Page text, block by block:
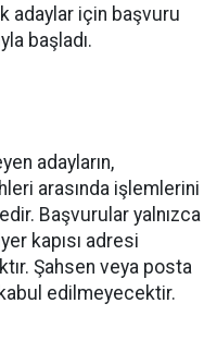
adaylar için başvuru
başladı.
adayların,
arasında işlemlerini
Başvurular yalnızca
kapısı adresi
Şahsen veya posta
edilmeyecektir.